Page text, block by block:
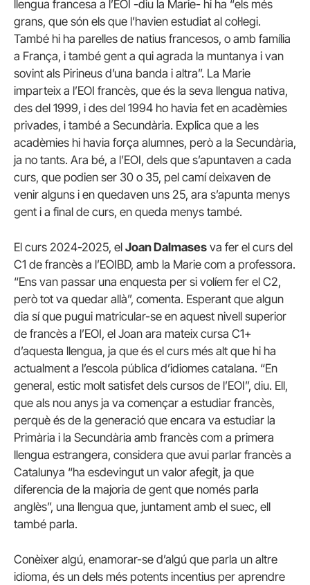
llengua francesa a l’EOI -diu la Marie- hi ha “els més
grans, que són els que l’havien estudiat al col·legi.
També hi ha parelles de natius francesos, o amb família
a França, i també gent a qui agrada la muntanya i van
sovint als Pirineus d’una banda i altra”. La Marie
imparteix a l’EOI francès, que és la seva llengua nativa,
des del 1999, i des del 1994 ho havia fet en acadèmies
privades, i també a Secundària. Explica que a les
acadèmies hi havia força alumnes, però a la Secundària,
ja no tants. Ara bé, a l’EOI, dels que s’apuntaven a cada
curs, que podien ser 30 o 35, pel camí deixaven de
venir alguns i en quedaven uns 25, ara s’apunta menys
gent i a final de curs, en queda menys també.
El curs 2024-2025, el Joan Dalmases va fer el curs del
C1 de francès a l’EOIBD, amb la Marie com a professora.
“Ens van passar una enquesta per si volíem fer el C2,
però tot va quedar allà”, comenta. Esperant que algun
dia sí que pugui matricular-se en aquest nivell superior
de francès a l’EOI, el Joan ara mateix cursa C1+
d’aquesta llengua, ja que és el curs més alt que hi ha
actualment a l’escola pública d’idiomes catalana. “En
general, estic molt satisfet dels cursos de l’EOI”, diu. Ell,
que als nou anys ja va començar a estudiar francès,
perquè és de la generació que encara va estudiar la
Primària i la Secundària amb francès com a primera
llengua estrangera, considera que avui parlar francès a
Catalunya “ha esdevingut un valor afegit, ja que
diferencia de la majoria de gent que només parla
anglès”, una llengua que, juntament amb el suec, ell
també parla.
Conèixer algú, enamorar-se d’algú que parla un altre
idioma, és un dels més potents incentius per aprendre